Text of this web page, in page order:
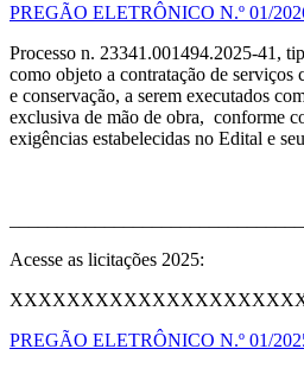
PREGÃO ELETRÔNICO N.º 01/
Processo n. 23341.001494.2025-41,
como objeto a contratação de serviços
e conservação, a serem executados
exclusiva de mão de obra, conforme
exigências estabelecidas no Edital e
Acesse as licitações 2025:
PREGÃO ELETRÔNICO N.º 01/